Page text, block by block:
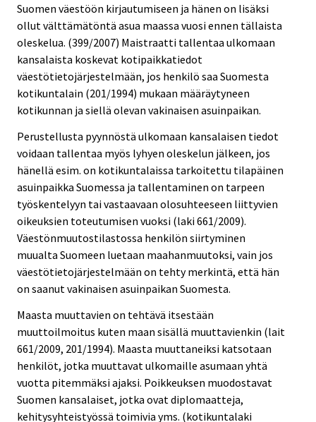
Suomen väestöön kirjautumiseen ja hänen on lisäksi
ollut välttämätöntä asua maassa vuosi ennen tällaista
oleskelua. (399/2007) Maistraatti tallentaa ulkomaan
kansalaista koskevat kotipaikkatiedot
väestötietojärjestelmään, jos henkilö saa Suomesta
kotikuntalain (201/1994) mukaan määräytyneen
kotikunnan ja siellä olevan vakinaisen asuinpaikan.
Perustellusta pyynnöstä ulkomaan kansalaisen tiedot
voidaan tallentaa myös lyhyen oleskelun jälkeen, jos
hänellä esim. on kotikuntalaissa tarkoitettu tilapäinen
asuinpaikka Suomessa ja tallentaminen on tarpeen
työskentelyyn tai vastaavaan olosuhteeseen liittyvien
oikeuksien toteutumisen vuoksi (laki 661/2009).
Väestönmuutostilastossa henkilön siirtyminen
muualta Suomeen luetaan maahanmuutoksi, vain jos
väestötietojärjestelmään on tehty merkintä, että hän
on saanut vakinaisen asuinpaikan Suomesta.
Maasta muuttavien on tehtävä itsestään
muuttoilmoitus kuten maan sisällä muuttavienkin (lait
661/2009, 201/1994). Maasta muuttaneiksi katsotaan
henkilöt, jotka muuttavat ulkomaille asumaan yhtä
vuotta pitemmäksi ajaksi. Poikkeuksen muodostavat
Suomen kansalaiset, jotka ovat diplomaatteja,
kehitysyhteistyössä toimivia yms. (kotikuntalaki